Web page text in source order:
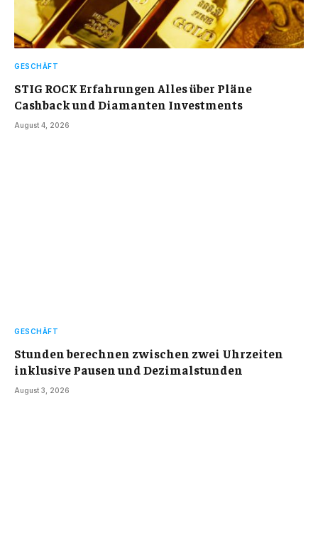
GESCHÄFT
STIG ROCK Erfahrungen Alles über Pläne
Cashback und Diamanten Investments
August 4, 2026
GESCHÄFT
Stunden berechnen zwischen zwei Uhrzeiten
inklusive Pausen und Dezimalstunden
August 3, 2026